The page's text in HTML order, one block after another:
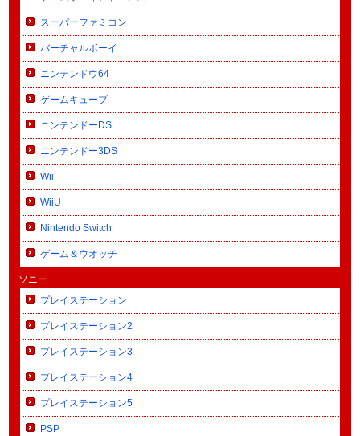
スーパーファミコン
バーチャルボーイ
ニンテンドウ64
ゲームキューブ
ニンテンドーDS
ニンテンドー3DS
Wii
WiiU
Nintendo Switch
ゲーム＆ウオッチ
ソニー
プレイステーション
プレイステーション2
プレイステーション3
プレイステーション4
プレイステーション5
PSP